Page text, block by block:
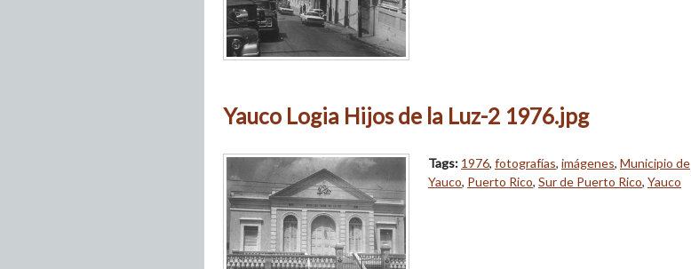
Yauco Logia Hijos de la Luz-2 1976.jpg
Tags: 1976, fotografías, imágenes, Municipio de
Yauco, Puerto Rico, Sur de Puerto Rico, Yauco